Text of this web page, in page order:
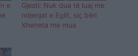
e
Gjesti: Nuk dua të luaj me
ndjenjat e Eglit, siç bëri
Xheneta me mua